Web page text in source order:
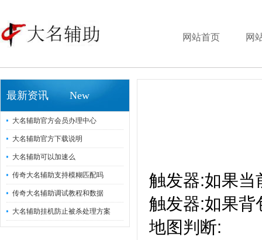
网站首页 网
最新资讯 New
大名辅助官方会员办理中心
大名辅助官方下载说明
大名辅助可以加速么
传奇大名辅助支持模糊匹配吗
传奇大名辅助调试教程和数据
大名辅助挂机防止被杀处理方案
触发器:如果当
触发器:如果背
地图判断: